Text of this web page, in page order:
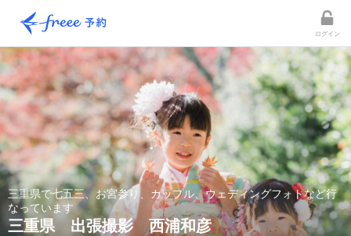
ログイン
三重県で七五三、お宮参り、カップル、ウェディングフォトなど行
なっています
三重県 出張撮影 西浦和彦